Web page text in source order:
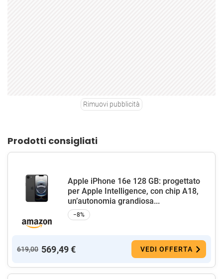
Rimuovi pubblicità
Prodotti consigliati
Apple iPhone 16e 128 GB: progettato
per Apple Intelligence, con chip A18,
un’autonomia grandiosa...
−8%
619,00 569,49 € VEDI OFFERTA